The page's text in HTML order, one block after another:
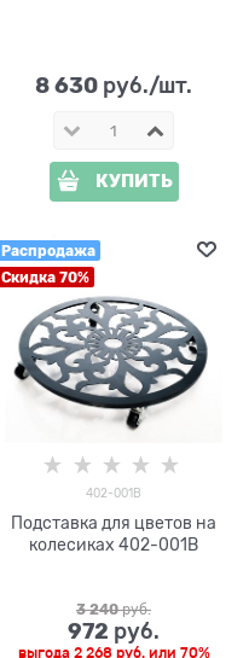
8 630 руб./шт.
КУПИТЬ
Распродажа
Скидка 70%
402-001B
Подставка для цветов на
колесиках 402-001B
3 240 руб.
972 руб.
выгода 2 268 руб.или 70%